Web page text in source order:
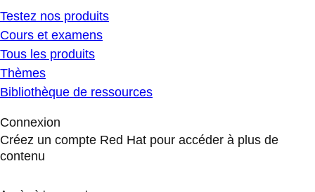
Testez nos produits
Cours et examens
Tous les produits
Thèmes
Bibliothèque de ressources
Connexion
Créez un compte Red Hat pour accéder à plus de
contenu